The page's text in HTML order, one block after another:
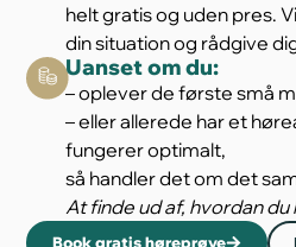
helt gratis og uden pres.
din situation og rådgive
Uanset om du:
– oplever de første små
– eller allerede har et
fungerer optimalt,
så handler det om det
At finde ud af, hvordan
Book gratis høreprøve